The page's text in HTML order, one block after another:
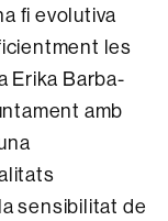
fi evolutiva
les
Erika Barba-
amb
sensibilitat de